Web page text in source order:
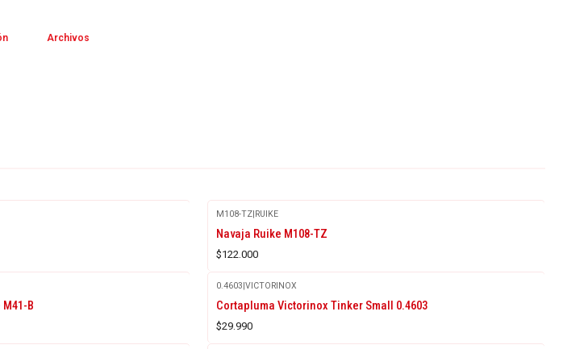
Archivos
M108-TZ|RUIKE
Navaja Ruike M108-TZ
$122.000
B
0.4603|VICTORINOX
Cortapluma Victorinox Tinker Small 0.4603
$29.990